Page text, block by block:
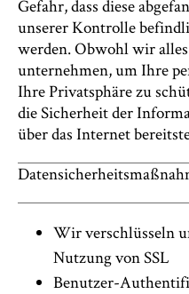
Gefahr, dass diese
unserer Kontrolle
werden. Obwohl wir
unternehmen, um Ihre
Ihre Privatsphäre zu
die Sicherheit der
über das Internet
Wir verschlüsseln
Nutzung von SSL
Benutzer-